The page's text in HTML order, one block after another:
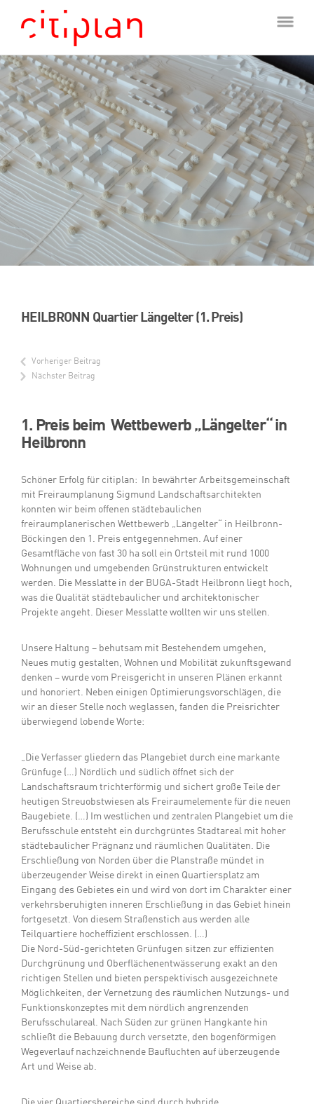
HEILBRONN Quartier Längelter (1. Preis)
Vorheriger Beitrag
Nächster Beitrag
1. Preis beim Wettbewerb „Längelter“ in
Heilbronn
Schöner Erfolg für citiplan: In bewährter Arbeitsgemeinschaft
mit Freiraumplanung Sigmund Landschaftsarchitekten
konnten wir beim offenen städtebaulichen
freiraumplanerischen Wettbewerb „Längelter“ in Heilbronn-
Böckingen den 1. Preis entgegennehmen. Auf einer
Gesamtfläche von fast 30 ha soll ein Ortsteil mit rund 1000
Wohnungen und umgebenden Grünstrukturen entwickelt
werden. Die Messlatte in der BUGA-Stadt Heilbronn liegt hoch,
was die Qualität städtebaulicher und architektonischer
Projekte angeht. Dieser Messlatte wollten wir uns stellen.
Unsere Haltung – behutsam mit Bestehendem umgehen,
Neues mutig gestalten, Wohnen und Mobilität zukunftsgewand
denken – wurde vom Preisgericht in unseren Plänen erkannt
und honoriert. Neben einigen Optimierungsvorschlägen, die
wir an dieser Stelle noch weglassen, fanden die Preisrichter
überwiegend lobende Worte:
„Die Verfasser gliedern das Plangebiet durch eine markante
Grünfuge (…) Nördlich und südlich öffnet sich der
Landschaftsraum trichterförmig und sichert große Teile der
heutigen Streuobstwiesen als Freiraumelemente für die neuen
Baugebiete. (…) Im westlichen und zentralen Plangebiet um die
Berufsschule entsteht ein durchgrüntes Stadtareal mit hoher
städtebaulicher Prägnanz und räumlichen Qualitäten. Die
Erschließung von Norden über die Planstraße mündet in
überzeugender Weise direkt in einen Quartiersplatz am
Eingang des Gebietes ein und wird von dort im Charakter einer
verkehrsberuhigten inneren Erschließung in das Gebiet hinein
fortgesetzt. Von diesem Straßenstich aus werden alle
Teilquartiere hocheffizient erschlossen. (…)
Die Nord-Süd-gerichteten Grünfugen sitzen zur effizienten
Durchgrünung und Oberflächenentwässerung exakt an den
richtigen Stellen und bieten perspektivisch ausgezeichnete
Möglichkeiten, der Vernetzung des räumlichen Nutzungs- und
Funktionskonzeptes mit dem nördlich angrenzenden
Berufsschulareal. Nach Süden zur grünen Hangkante hin
schließt die Bebauung durch versetzte, den bogenförmigen
Wegeverlauf nachzeichnende Baufluchten auf überzeugende
Art und Weise ab.